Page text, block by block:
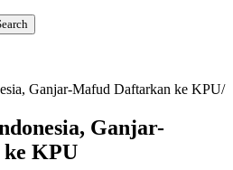
Ganjar-Mafud Daftarkan ke KPU
Ganjar-
KPU